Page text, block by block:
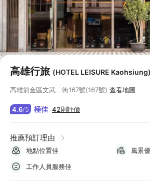
高雄行旅 (HOTEL LEISURE Kaohsiung)
高雄前金區文武二街167號(167號) 查看地圖
4.6/5 極佳 42則評價
推薦預訂理由
地點位置佳
風景
工作人員服務佳